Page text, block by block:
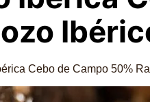
Cebo de Campo 50%